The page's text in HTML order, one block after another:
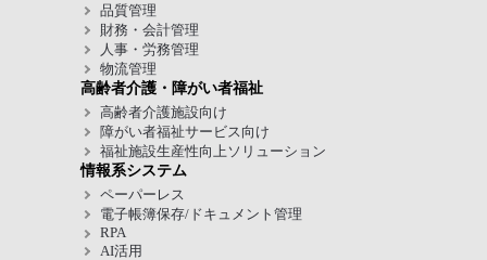
品質管理
財務・会計管理
人事・労務管理
物流管理
高齢者介護・障がい者福祉
高齢者介護施設向け
障がい者福祉サービス向け
福祉施設生産性向上ソリューション
情報系システム
ペーパーレス
電子帳簿保存/ドキュメント管理
RPA
AI活用